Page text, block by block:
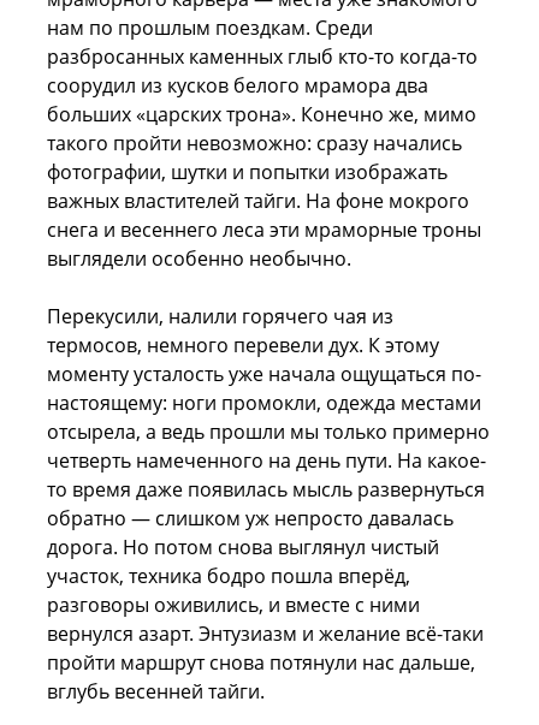
нам по прошлым поездкам. Среди
разбросанных каменных глыб кто-то когда-то
соорудил из кусков белого мрамора два
больших «царских трона». Конечно же, мимо
такого пройти невозможно: сразу начались
фотографии, шутки и попытки изображать
важных властителей тайги. На фоне мокрого
снега и весеннего леса эти мраморные троны
выглядели особенно необычно.
Перекусили, налили горячего чая из
термосов, немного перевели дух. К этому
моменту усталость уже начала ощущаться по-
настоящему: ноги промокли, одежда местами
отсырела, а ведь прошли мы только примерно
четверть намеченного на день пути. На какое-
то время даже появилась мысль развернуться
обратно — слишком уж непросто давалась
дорога. Но потом снова выглянул чистый
участок, техника бодро пошла вперёд,
разговоры оживились, и вместе с ними
вернулся азарт. Энтузиазм и желание всё-таки
пройти маршрут снова потянули нас дальше,
вглубь весенней тайги.